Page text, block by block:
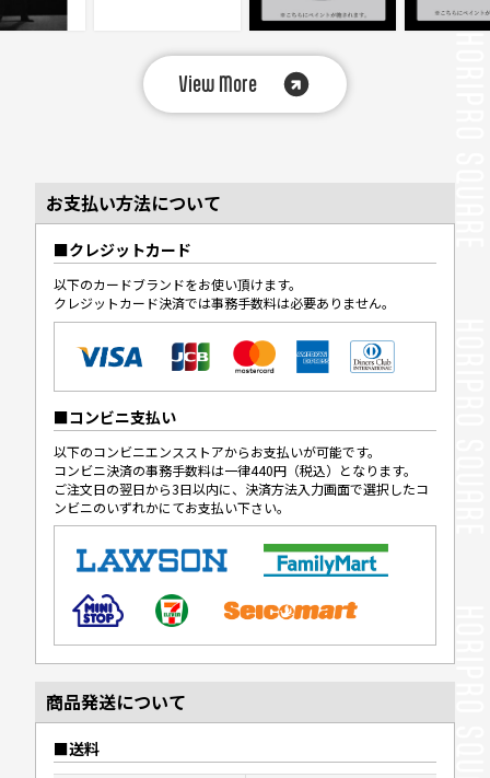
View More
お支払い方法について
クレジットカード
以下のカードブランドをお使い頂けます。
クレジットカード決済では事務手数料は必要ありません。
コンビニ支払い
以下のコンビニエンスストアからお支払いが可能です。
コンビニ決済の事務手数料は一律440円（税込）となります。
ご注文日の翌日から3日以内に、決済方法入力画面で選択したコ
ンビニのいずれかにてお支払い下さい。
商品発送について
送料